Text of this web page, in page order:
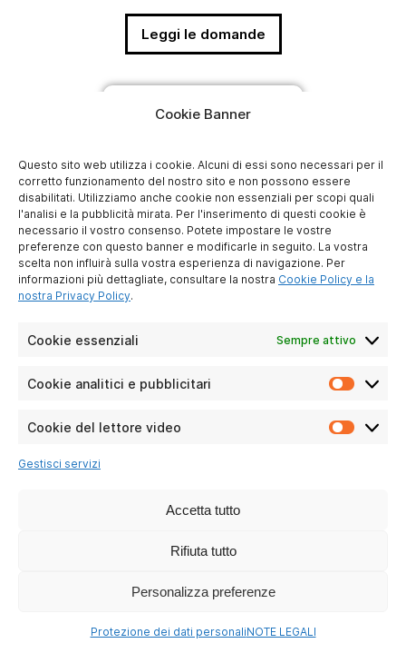
Cookie Banner
Questo sito web utilizza i cookie. Alcuni di essi sono necessari per il
corretto funzionamento del nostro sito e non possono essere
disabilitati. Utilizziamo anche cookie non essenziali per scopi quali
l'analisi e la pubblicità mirata. Per l'inserimento di questi cookie è
necessario il vostro consenso. Potete impostare le vostre
preferenze con questo banner e modificarle in seguito. La vostra
scelta non influirà sulla vostra esperienza di navigazione. Per
informazioni più dettagliate, consultare la nostra Cookie Policy e la
nostra Privacy Policy.
Cookie essenziali Sempre attivo
Cookie analitici e pubblicitari
Cookie
Cookie del lettore video
Cookie
Gestisci servizi
Accetta tutto
Rifiuta tutto
Personalizza preferenze
Protezione dei dati personaliNOTE LEGALI
Leggi le domande